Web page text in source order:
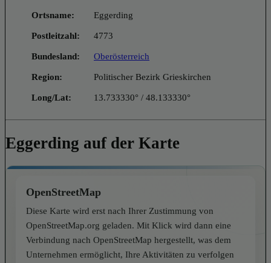
Ortsname: Eggerding
Postleitzahl: 4773
Bundesland: Oberösterreich
Region: Politischer Bezirk Grieskirchen
Long/Lat: 13.733330° / 48.133330°
Eggerding auf der Karte
OpenStreetMap
Diese Karte wird erst nach Ihrer Zustimmung von
OpenStreetMap.org geladen. Mit Klick wird dann eine
Verbindung nach OpenStreetMap hergestellt, was dem
Unternehmen ermöglicht, Ihre Aktivitäten zu verfolgen